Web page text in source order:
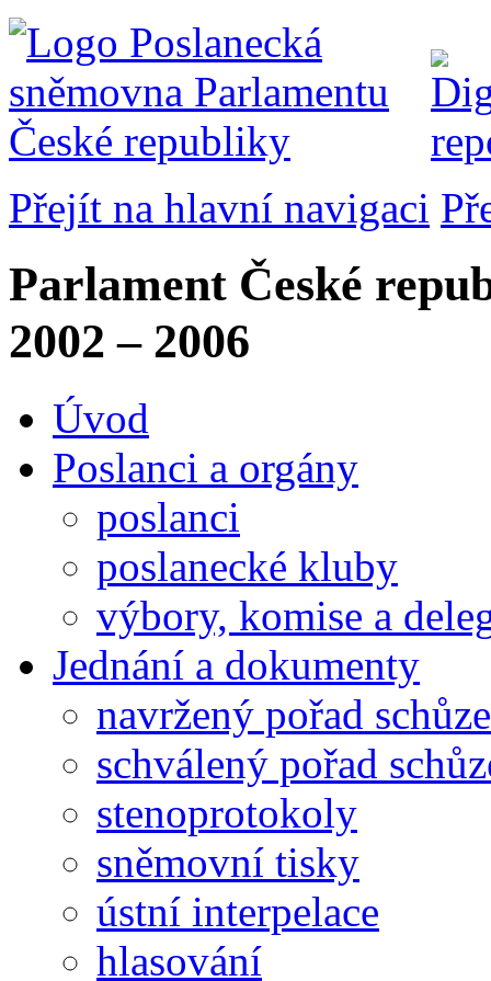
Přejít na hlavní navigaci
Parlament České
2002 – 2006
Úvod
Poslanci a orgány
poslanci
poslanecké kluby
výbory, komise a
Jednání a dokumenty
navržený pořad schůze
schválený pořad
stenoprotokoly
sněmovní tisky
ústní interpelace
hlasování